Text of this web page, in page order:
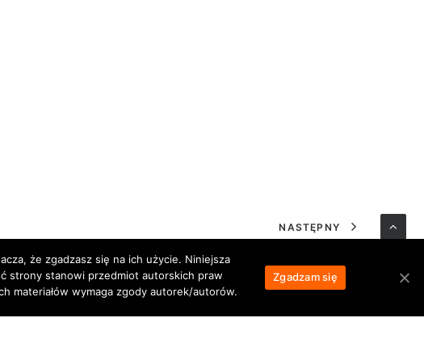
NASTĘPNY
że zgadzasz się na ich użycie. Niniejsza
strony stanowi przedmiot autorskich praw
materiałów wymaga zgody autorek/autorów.
Zgadzam się